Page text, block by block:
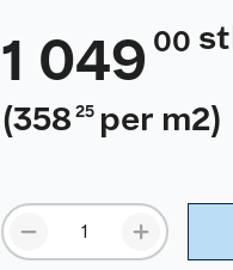
1 049 00
(358 25 per m2)